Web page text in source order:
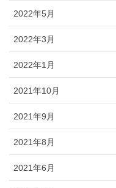
2022年5月
2022年3月
2022年1月
2021年10月
2021年9月
2021年8月
2021年6月